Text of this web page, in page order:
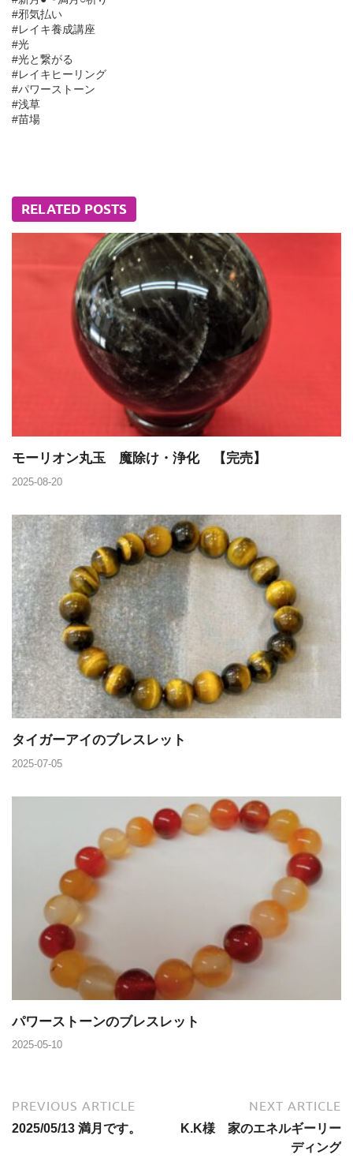
#邪気払い
#レイキ養成講座
#光
#光と繋がる
#レイキヒーリング
#パワーストーン
#浅草
#苗場
RELATED POSTS
モーリオン丸玉 魔除け・浄化 【完売】
2025-08-20
タイガーアイのブレスレット
2025-07-05
パワーストーンのブレスレット
2025-05-10
PREVIOUS ARTICLE
2025/05/13 満月です。
NEXT ARTICLE
K.K様 家のエネルギーリー
ディング